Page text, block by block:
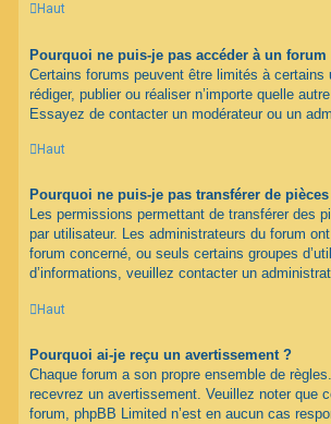
Haut
Pourquoi ne puis-je pas accéder à un forum
Certains forums peuvent être limités à
rédiger, publier ou réaliser n’importe quelle
Essayez de contacter un modérateur ou un
Haut
Pourquoi ne puis-je pas transférer de
Les permissions permettant de transférer des
par utilisateur. Les administrateurs du forum
forum concerné, ou seuls certains groupes
d’informations, veuillez contacter un
Haut
Pourquoi ai-je reçu un avertissement ?
Chaque forum a son propre ensemble de
recevrez un avertissement. Veuillez noter que
forum, phpBB Limited n’est en aucun cas